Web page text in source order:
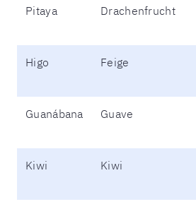
Pitaya Drachenfrucht
Higo Feige
Guanábana Guave
Kiwi Kiwi